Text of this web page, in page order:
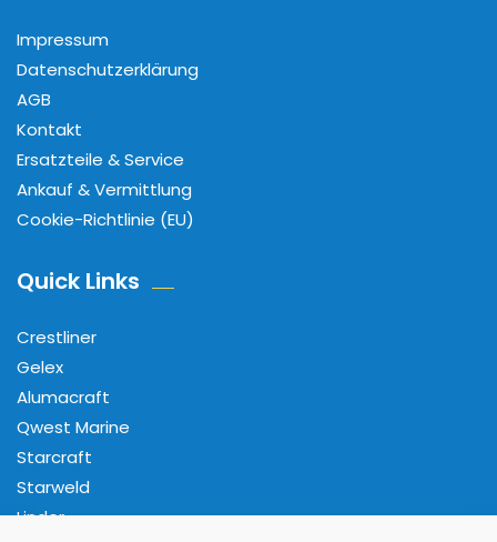
Impressum
Datenschutzerklärung
AGB
Kontakt
Ersatzteile & Service
Ankauf & Vermittlung
Cookie-Richtlinie (EU)
Quick Links
Crestliner
Gelex
Alumacraft
Qwest Marine
Starcraft
Starweld
Linder